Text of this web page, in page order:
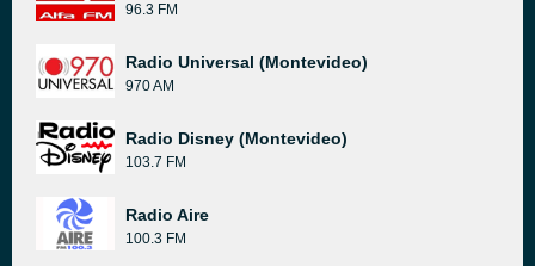
96.3 FM
Radio Universal (Montevideo)
970 AM
Radio Disney (Montevideo)
103.7 FM
Radio Aire
100.3 FM